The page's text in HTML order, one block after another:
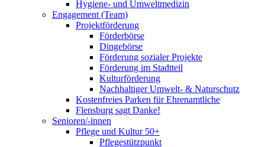
Hygiene- und Umweltmedizin
Engagement (Team)
Projektförderung
Förderbörse
Dingebörse
Förderung sozialer Projekte
Förderung im Stadtteil
Kulturförderung
Nachhaltiger Umwelt- & Naturschutz
Kostenfreies Parken für Ehrenamtliche
Flensburg sagt Danke!
Senioren/-innen
Pflege und Kultur 50+
Pflegestützpunkt